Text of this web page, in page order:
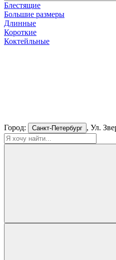
Блестящие
Большие размеры
Длинные
Короткие
Коктейльные
Город: Санкт-Петербург , Ул.